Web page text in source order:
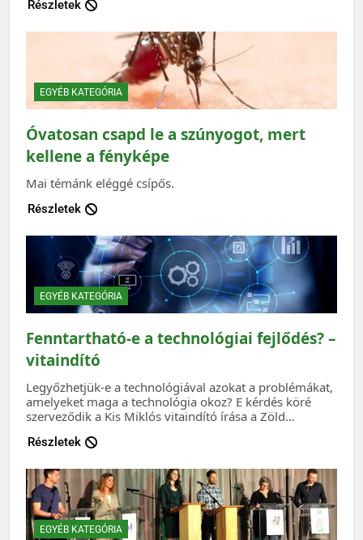
Részletek
EGYÉB KATEGÓRIA
Óvatosan csapd le a szúnyogot, mert
kellene a fényképe
Mai témánk eléggé csípős.
Részletek
EGYÉB KATEGÓRIA
Fenntartható-e a technológiai fejlődés? –
vitaindító
Legyőzhetjük-e a technológiával azokat a problémákat,
amelyeket maga a technológia okoz? E kérdés köré
szerveződik a Kis Miklós vitaindító írása a Zöld…
Részletek
EGYÉB KATEGÓRIA